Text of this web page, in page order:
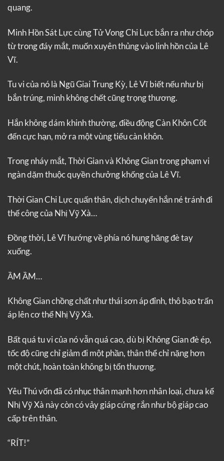
quang.
Minh Hồn Sát Lực cùng Tử Vong Chi Lực bắn ra như chóp
từ trong đáy mắt, muốn xuyên thủng vào linh hồn của Lê
Vĩ.
Tu vi của nó là Ngũ Giai Trung Kỳ, Lê Vĩ biết nếu như bị
bắn trúng, mình không chết cũng trọng thương.
Hắn không dám khinh thường, điều động Càn Khôn Cốt
đến cực hạn, mở ra một vùng tiểu càn khôn.
Trong nháy mắt, Thời Gian và Không Gian trong phạm vi
ngàn dặm thuộc quyền chưởng khống của Lê Vĩ.
Thời Gian Chi Lực quấn thân, dịch chuyển hắn né tránh đi
thế công của Nhị Vỹ Xà…
Đồng thời, Lê Vĩ hướng về phía nó hung hăng đè tay
xuống.
ẦM ẦM…
Không Gian chồng chất như thái sơn áp đỉnh, thô bạo trấn
áp lên cơ thể Nhị Vỹ Xà.
Bất quá tu vi của nó vẫn quá cao, dù bị Không Gian đè ép,
tốc độ cũng chỉ giảm đi một phần, thân thể chỉ nặng hơn
một chút, hoàn toàn không bị tổn thương.
Yêu Thú vốn đã có nhục thân mạnh hơn nhân loại, chưa kể
Nhị Vỹ Xà này còn có vảy giáp cứng rắn như bộ giáp cao
cấp trên thân.
“RÍT!”